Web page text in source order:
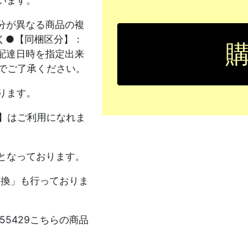
が異なる商品の複
【同梱区分】：
達日時を指定出来
了承ください。
す。
はご利用になれま
っております。
」も行っておりま
こちらの商品